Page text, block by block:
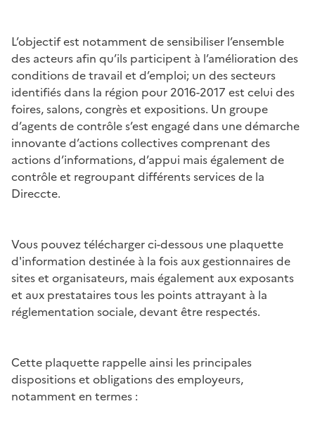
L’objectif est notamment de sensibiliser l’ensemble
des acteurs afin qu’ils participent à l’amélioration des
conditions de travail et d’emploi; un des secteurs
identifiés dans la région pour 2016-2017 est celui des
foires, salons, congrès et expositions. Un groupe
d’agents de contrôle s’est engagé dans une démarche
innovante d’actions collectives comprenant des
actions d’informations, d’appui mais également de
contrôle et regroupant différents services de la
Direccte.
Vous pouvez télécharger ci-dessous une plaquette
d'information destinée à la fois aux gestionnaires de
sites et organisateurs, mais également aux exposants
et aux prestataires tous les points attrayant à la
réglementation sociale, devant être respectés.
Cette plaquette rappelle ainsi les principales
dispositions et obligations des employeurs,
notamment en termes :